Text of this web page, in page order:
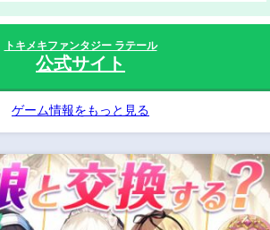
トキメキファンタジー ラテール
公式サイト
ゲーム情報をもっと見る